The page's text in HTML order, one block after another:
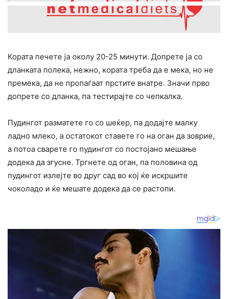
Кората печете ја околу 20-25 минути. Допрете ја со
дланката полека, нежно, кората треба да е мека, но не
премека, да не пропаѓаат прстите внатре. Значи прво
допрете со дланка, па тестирајте со чепкалка.
Пудингот разматете го со шеќер, па додајте малку
ладно млеко, а остатокот ставете го на оган да зоврие,
а потоа сварете го пудингот со постојано мешање
додека да згусне. Тргнете од оган, па половина од
пудингот излејте во друг сад во кој ќе искршите
чоколадо и ќе мешате додека да се растопи.